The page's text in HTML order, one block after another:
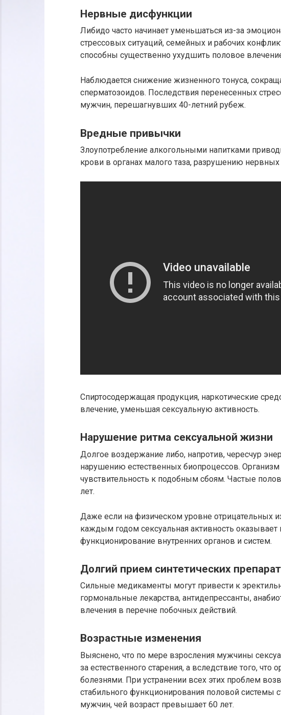
Нервные дисфункции
Либидо часто начинает уменьшаться из-за
стрессовых ситуаций, семейных и рабочих
способны существенно ухудшить половое
Наблюдается снижение жизненного тонуса,
сперматозоидов. Последствия перенесенных
мужчин, перешагнувших 40-летний рубеж.
Вредные привычки
Злоупотребление алкогольными напитками
крови в органах малого таза, разрушению
Спиртосодержащая продукция, наркотические
влечение, уменьшая сексуальную активность.
Нарушение ритма сексуальной жизни
Долгое воздержание либо, напротив, чересчур
нарушению естественных биопроцессов.
чувствительность к подобным сбоям. Частые
лет.
Даже если на физическом уровне отрицательных
каждым годом сексуальная активность
функционирование внутренних органов и систем.
Долгий прием синтетических
Сильные медикаменты могут привести к
гормональные лекарства, антидепрессанты,
влечения в перечне побочных действий.
Возрастные изменения
Выяснено, что по мере взросления мужчины
за естественного старения, а вследствие того, что
болезнями. При устранении всех этих проблем
стабильного функционирования половой
мужчин, чей возраст превышает 60 лет.